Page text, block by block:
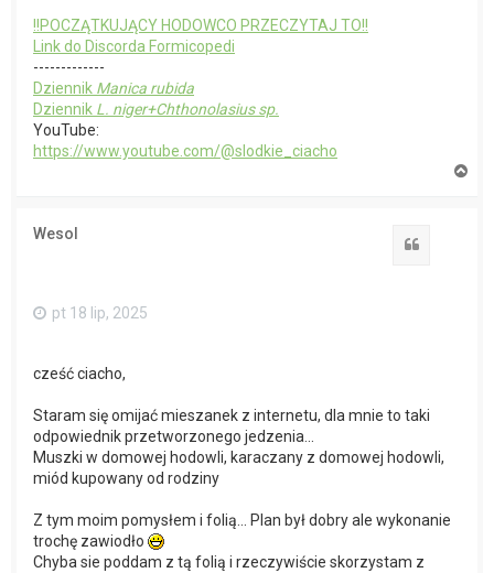
!!POCZĄTKUJĄCY HODOWCO PRZECZYTAJ TO!!
Link do Discorda Formicopedi
-------------
Dziennik Manica rubida
Dziennik L. niger+Chthonolasius sp.
YouTube:
https://www.youtube.com/@slodkie_ciacho
Wesol
pt 18 lip, 2025
cześć ciacho,
Staram się omijać mieszanek z internetu, dla mnie to taki
odpowiednik przetworzonego jedzenia...
Muszki w domowej hodowli, karaczany z domowej hodowli,
miód kupowany od rodziny
Z tym moim pomysłem i folią... Plan był dobry ale wykonanie
trochę zawiodło
Chyba sie poddam z tą folią i rzeczywiście skorzystam z